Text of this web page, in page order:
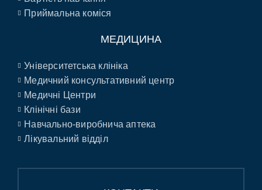
Приймальна коміся
МЕДИЦИНА
Університетська клініка
Медичний консультативний центр
Медичні Центри
Клінічні бази
Навчально-виробнича аптека
Лікувальний відділ